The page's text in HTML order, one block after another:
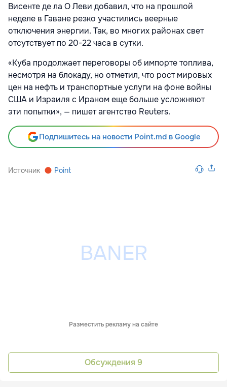
Висенте де ла О Леви добавил, что на прошлой
неделе в Гаване резко участились веерные
отключения энергии. Так, во многих районах свет
отсутствует по 20-22 часа в сутки.
«Куба продолжает переговоры об импорте топлива,
несмотря на блокаду, но отметил, что рост мировых
цен на нефть и транспортные услуги на фоне войны
США и Израиля с Ираном еще больше усложняют
эти попытки», — пишет агентство Reuters.
Подпишитесь на новости Point.md в Google
Источник Point
Разместить рекламу на сайте
Обсуждения 9